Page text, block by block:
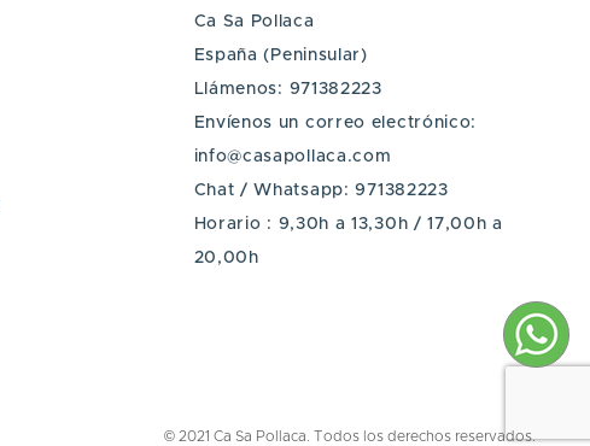
Ca Sa Pollaca
España (Peninsular)
Llámenos: 971382223
Envíenos un correo electrónico:
info@casapollaca.com
Chat / Whatsapp:971382223
Horario : 9,30h a 13,30h / 17,00h a
20,00h
© 2021 Ca Sa Pollaca. Todos los derechos reservados.